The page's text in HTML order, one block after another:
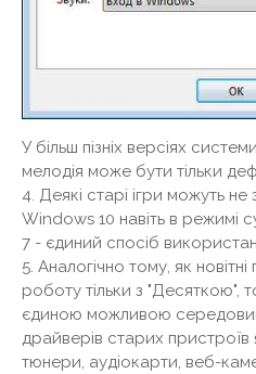
У більш пізніх версіях
мелодія може бути тільки
4. Деякі старі ігри можуть
Windows 10 навіть в режимі
7 - єдиний спосіб
5. Аналогічно тому, як
роботу тільки з "Десяткою",
єдиною можливою
драйверів старих
тюнери, аудіокарти, веб-